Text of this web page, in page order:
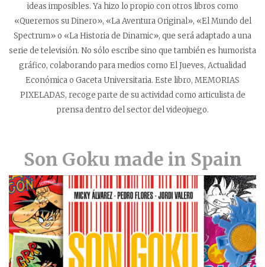
ideas imposibles. Ya hizo lo propio con otros libros como
«Queremos su Dinero», «La Aventura Original», «El Mundo del
Spectrum» o «La Historia de Dinamic», que será adaptado a una
serie de televisión. No sólo escribe sino que también es humorista
gráfico, colaborando para medios como El Jueves, Actualidad
Económica o Gaceta Universitaria. Este libro, MEMORIAS
PIXELADAS, recoge parte de su actividad como articulista de
prensa dentro del sector del videojuego.
Son Goku made in Spain